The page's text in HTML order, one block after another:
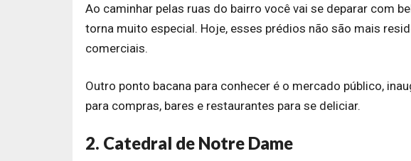
Ao caminhar pelas ruas do bairro você vai se deparar com
torna muito especial. Hoje, esses prédios não são mais
comerciais.
Outro ponto bacana para conhecer é o mercado público,
para compras, bares e restaurantes para se deliciar.
2. Catedral de Notre Dame